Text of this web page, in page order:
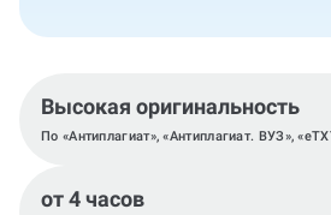
Высокая оригинальность
По «Антиплагиат», «Антиплагиат. ВУЗ»,
от 4 часов